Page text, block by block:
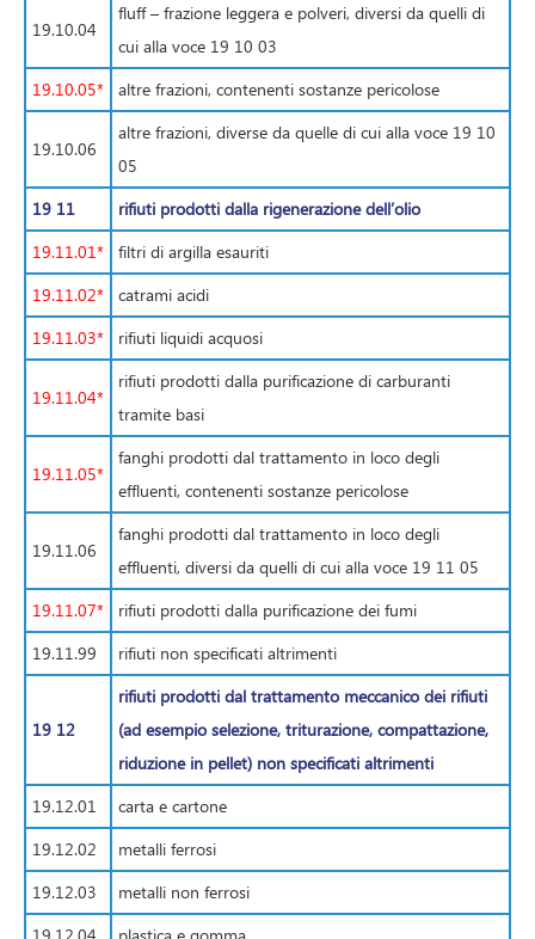
19.10.04
fluff – frazione leggera e polveri, diversi da quelli di
cui alla voce 19 10 03
19.10.05*
altre frazioni, contenenti sostanze pericolose
19.10.06
altre frazioni, diverse da quelle di cui alla voce 19 10
05
19 11
rifiuti prodotti dalla rigenerazione dell’olio
19.11.01*
filtri di argilla esauriti
19.11.02*
catrami acidi
19.11.03*
rifiuti liquidi acquosi
19.11.04*
rifiuti prodotti dalla purificazione di carburanti
tramite basi
19.11.05*
fanghi prodotti dal trattamento in loco degli
effluenti, contenenti sostanze pericolose
19.11.06
fanghi prodotti dal trattamento in loco degli
effluenti, diversi da quelli di cui alla voce 19 11 05
19.11.07*
rifiuti prodotti dalla purificazione dei fumi
19.11.99
rifiuti non specificati altrimenti
19 12
rifiuti prodotti dal trattamento meccanico dei rifiuti
(ad esempio selezione, triturazione, compattazione,
riduzione in pellet) non specificati altrimenti
19.12.01
carta e cartone
19.12.02
metalli ferrosi
19.12.03
metalli non ferrosi